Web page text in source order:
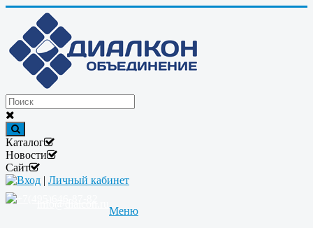
Каталог
Новости
Сайт
Вход | Личный кабинет
Меню